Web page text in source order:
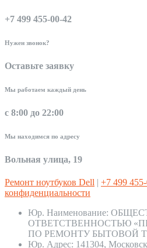
+7 499 455-00-42
Нужен звонок?
Оставьте заявку
Мы работаем каждый день
с 8:00 до 22:00
Мы находимся по адресу
Вольная улица, 19
Ремонт ноутбуков Dell | +7 499
конфиденциальности
Юр. Наименование:
ОТВЕТСТВЕННОСТЬЮ
ПО РЕМОНТУ БЫТОВОЙ
Юр. Адрес: 141304,